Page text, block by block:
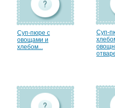
Суп-пюре с
овощами и
хлебом...
Суп-